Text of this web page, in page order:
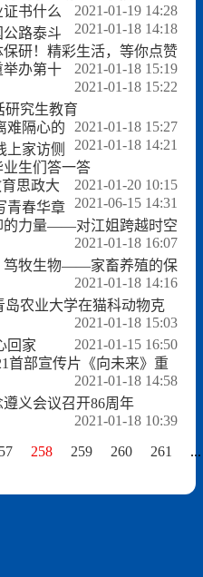
2021-01-19 14:28
书什么
路泰斗
2021-01-18 14:18
研！精彩生活，等你点赞
2021-01-18 15:19
举办第十
2021-01-18 15:22
研究生教育
2021-01-18 15:27
难隔心的
上家访侧
2021-01-18 14:21
生们答一答
2021-01-20 10:15
思政大
青春华章
2021-06-15 14:31
的力量——对江姐跨越时空
2021-01-18 16:07
笃牧生物——家畜养殖的保
2021-01-18 14:16
岛农业大学在猫科动物克
2021-01-18 15:03
回家
2021-01-15 16:50
首部宣传片《向未来》重
2021-01-18 14:58
义会议召开86周年
2021-01-18 10:39
258 259 260 261
...